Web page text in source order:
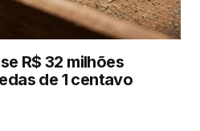
R$ 32 milhões
de 1 centavo